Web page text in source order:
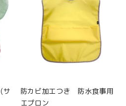
サ
防カビ加工つき 防水食事用
エプロン